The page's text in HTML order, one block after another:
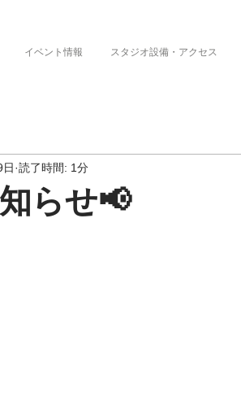
イベント情報 スタジオ設備・アクセス
らせ📢
読了時間: 1分